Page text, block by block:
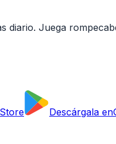
diario. Juega
Descárgala en